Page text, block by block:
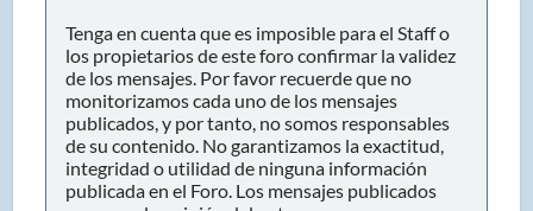
Tenga en cuenta que es imposible para el Staff o
los propietarios de este foro confirmar la validez
de los mensajes. Por favor recuerde que no
monitorizamos cada uno de los mensajes
publicados, y por tanto, no somos responsables
de su contenido. No garantizamos la exactitud,
integridad o utilidad de ninguna información
publicada en el Foro. Los mensajes publicados